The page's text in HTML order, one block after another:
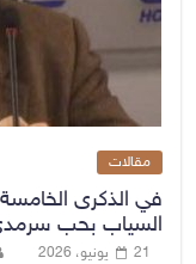
مقالات
في الذكرى
السياب بحب
21 يونيو، 2026